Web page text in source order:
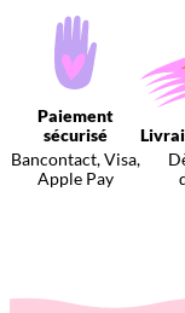
Paiement
sécurisé
Bancontact, Visa,
Apple Pay